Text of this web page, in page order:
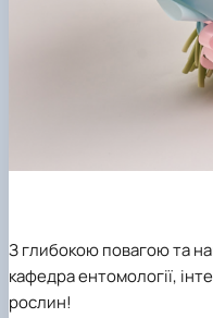
З глибокою повагою та
кафедра ентомології,
рослин!